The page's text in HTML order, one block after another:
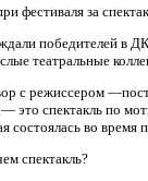
фестиваляза
победителей в
театральные
с режиссером
— это спектакль по
состоялась во
спектакль?